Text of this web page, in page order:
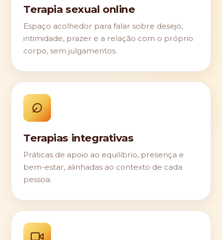
Terapia sexual online
Espaço acolhedor para falar sobre desejo,
intimidade, prazer e a relação com o próprio
corpo, sem julgamentos.
Terapias integrativas
Práticas de apoio ao equilíbrio, presença e
bem-estar, alinhadas ao contexto de cada
pessoa.